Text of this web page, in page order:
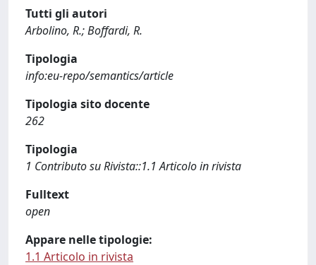
Tutti gli autori
Arbolino, R.; Boffardi, R.
Tipologia
info:eu-repo/semantics/article
Tipologia sito docente
262
Tipologia
1 Contributo su Rivista::1.1 Articolo in rivista
Fulltext
open
Appare nelle tipologie:
1.1 Articolo in rivista